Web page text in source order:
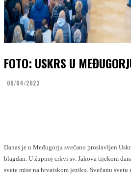
FOTO: USKRS U
09/04/2023
Danas je u Međugorju svečano proslavljen
blagdan. U župnoj crkvi sv. Jakova tijekom
svete mise na hrvatskom jeziku. Svečanu